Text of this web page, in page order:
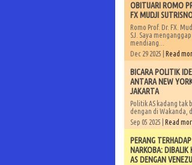
OBITUARI ROMO
FX MUDJI
Romo Prof. Dr. FX.
SJ. Saya menganggap
mendiang...
Dec 29 2025 | Read
BICARA POLITIK
ANTARA NEW
JAKARTA
Politik AS kadang tak
dengan di Wakanda,
Sep 05 2025 | Read
PERANG TERHADAP
NARKOBA: DIBALIK
AS DENGAN